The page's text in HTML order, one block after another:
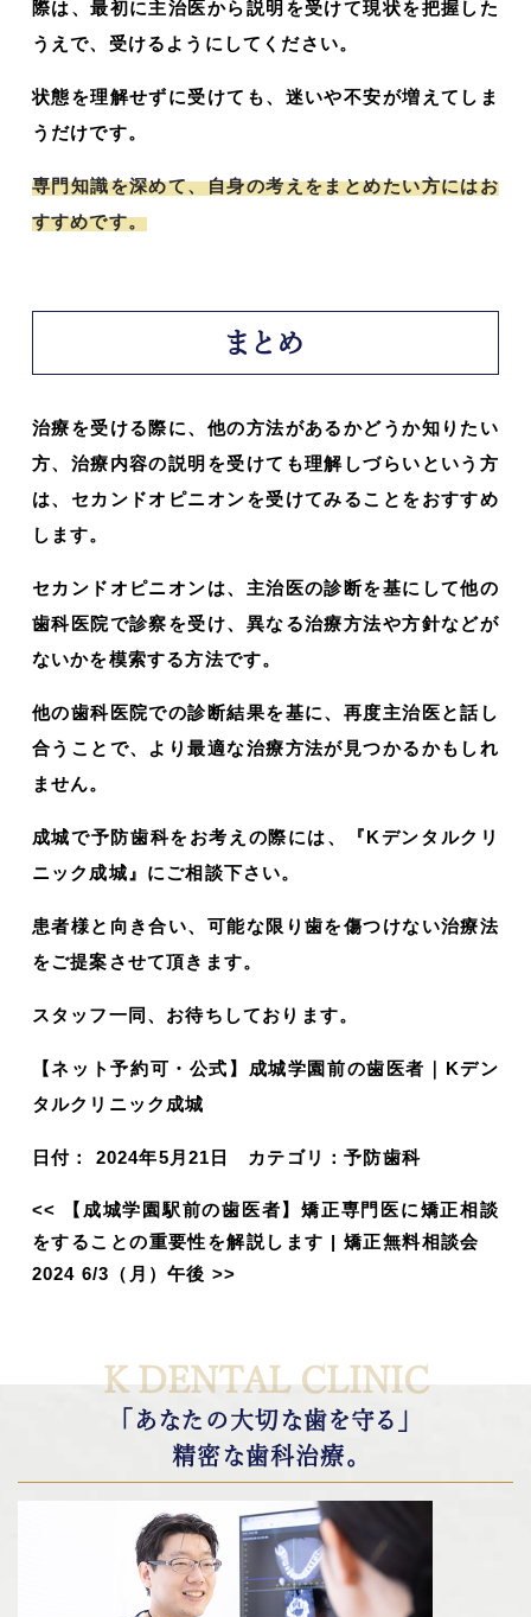
際は、最初に主治医から説明を受けて現状を把握した
うえで、受けるようにしてください。
状態を理解せずに受けても、迷いや不安が増えてしま
うだけです。
専門知識を深めて、自身の考えをまとめたい方にはお
すすめです。
まとめ
治療を受ける際に、他の方法があるかどうか知りたい
方、治療内容の説明を受けても理解しづらいという方
は、セカンドオピニオンを受けてみることをおすすめ
します。
セカンドオピニオンは、主治医の診断を基にして他の
歯科医院で診察を受け、異なる治療方法や方針などが
ないかを模索する方法です。
他の歯科医院での診断結果を基に、再度主治医と話し
合うことで、より最適な治療方法が見つかるかもしれ
ません。
成城で予防歯科をお考えの際には、『Kデンタルクリ
ニック成城』にご相談下さい。
患者様と向き合い、可能な限り歯を傷つけない治療法
をご提案させて頂きます。
スタッフ一同、お待ちしております。
【ネット予約可・公式】成城学園前の歯医者｜Kデン
タルクリニック成城
日付： 2024年5月21日 カテゴリ：予防歯科
<< 【成城学園駅前の歯医者】矯正専門医に矯正相談
をすることの重要性を解説します
矯正無料相談会
2024 6/3（月）午後 >>
K DENTAL CLINIC
「あなたの大切な歯を守る」
精密な歯科治療。